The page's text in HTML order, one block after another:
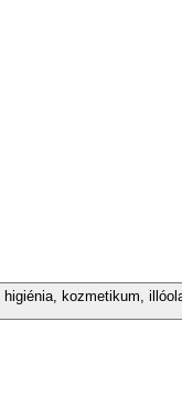
higiénia, kozmetikum,